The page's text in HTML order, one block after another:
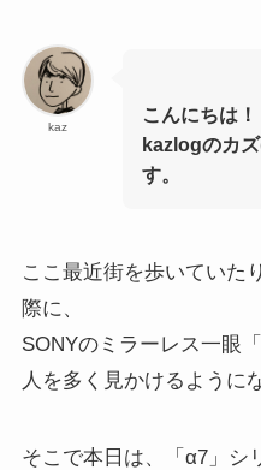
kaz
こんにちは！
kazlogのカ
す。
ここ最近街を歩いていた
際に、
SONYのミラーレス一眼
人を多く見かけるように
そこで本日は、「α7」シ